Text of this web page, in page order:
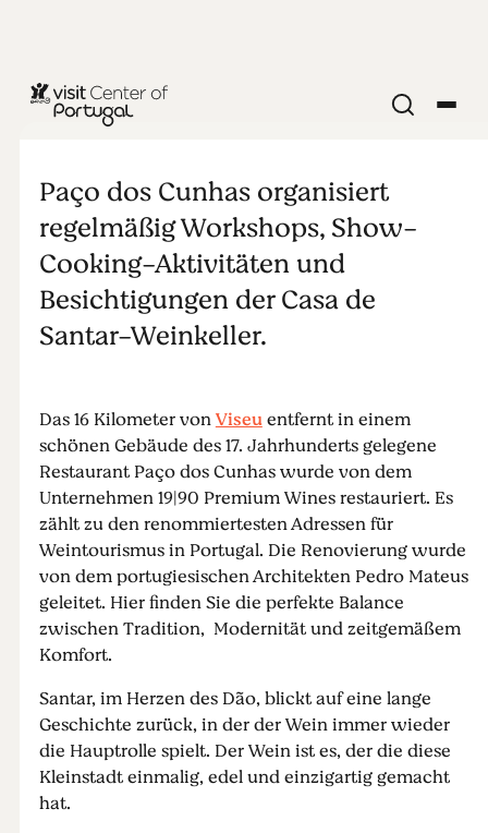
Paço dos
Cunhas &
Casa de
Santar
Vinhos
Paço dos Cunhas organisiert
regelmäßig Workshops, Show-
Cooking-Aktivitäten und
Besichtigungen der Casa de
Santar-Weinkeller.
Das 16 Kilometer vonViseuentfernt in einem
schönen Gebäude des 17. Jahrhunderts gelegene
Restaurant Paço dos Cunhas wurde von dem
Unternehmen 19|90 Premium Wines restauriert. Es
zählt zu den renommiertesten Adressen für
Weintourismus in Portugal. Die Renovierung wurde
von dem portugiesischen Architekten Pedro Mateus
geleitet. Hier finden Sie die perfekte Balance
zwischen Tradition, Modernität und zeitgemäßem
Komfort.
Santar, im Herzen des Dão, blickt auf eine lange
Geschichte zurück, in der der Wein immer wieder
die Hauptrolle spielt. Der Wein ist es, der die diese
Kleinstadt einmalig, edel und einzigartig gemacht
hat.